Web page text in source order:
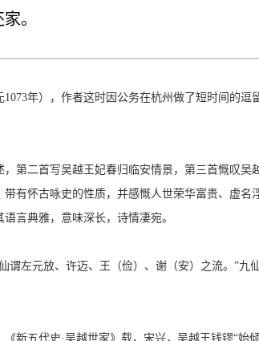
。
年），作者这时因公务在杭州做了短时间的逗
第二首写吴越王妃春归临安情景，第三首慨叹吴
有怀古咏史的性质，并感慨人世荣华富贵、虚名
言典雅，意味深长，诗情凄宛。
谓左元放、许迈、王（俭）、谢（安）之流。”九
新五代史·吴越世家》载，宋兴，吴越王钱镠“始